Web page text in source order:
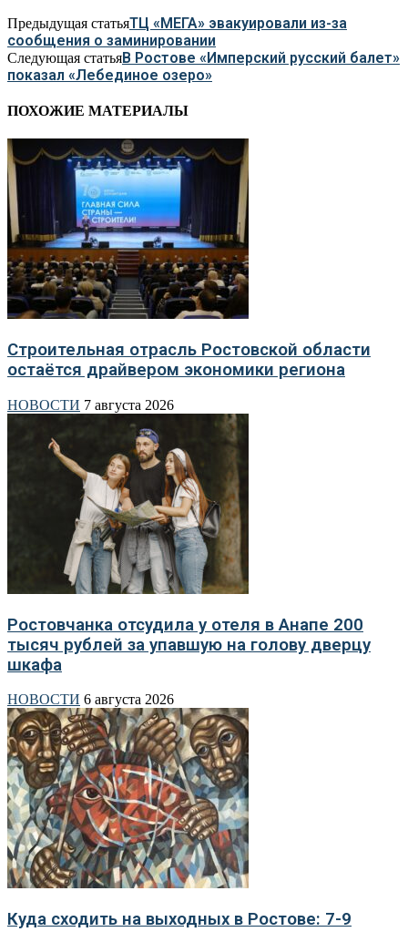
Предыдущая статьяТЦ «МЕГА» эвакуировали из-за
сообщения о заминировании
Следующая статьяВ Ростове «Имперский русский балет»
показал «Лебединое озеро»
ПОХОЖИЕ МАТЕРИАЛЫ
Строительная отрасль Ростовской области
остаётся драйвером экономики региона
НОВОСТИ 7 августа 2026
Ростовчанка отсудила у отеля в Анапе 200
тысяч рублей за упавшую на голову дверцу
шкафа
НОВОСТИ 6 августа 2026
Куда сходить на выходных в Ростове: 7-9